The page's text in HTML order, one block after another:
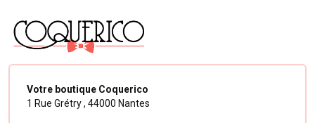
Votre boutique Coquerico
1 Rue Grétry , 44000 Nantes